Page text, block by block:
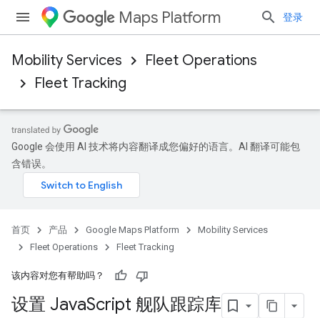
Maps Platform 登录
Mobility Services
Fleet Operations
Fleet Tracking
Google 会使用 AI 技术将内容翻译成您偏好的语言。AI 翻译可能包
含错误。
首页 产品 Google Maps Platform
Mobility Services
Fleet Operations
Fleet Tracking
该内容对您有帮助吗？
设置 JavaScript 舰队跟踪库